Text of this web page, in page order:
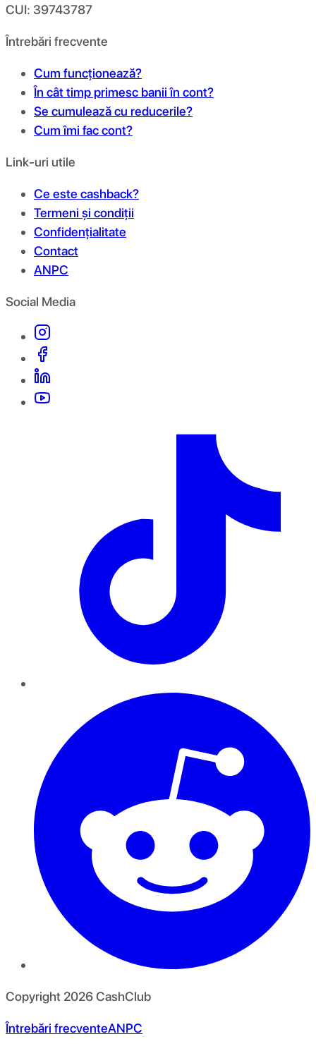
CUI: 39743787
Întrebări frecvente
Cum funcționează?
În cât timp primesc banii în cont?
Se cumulează cu reducerile?
Cum îmi fac cont?
Link-uri utile
Ce este cashback?
Termeni și condiții
Confidențialitate
Contact
ANPC
Social Media
Copyright 2026CashClub
Întrebări frecventeANPC